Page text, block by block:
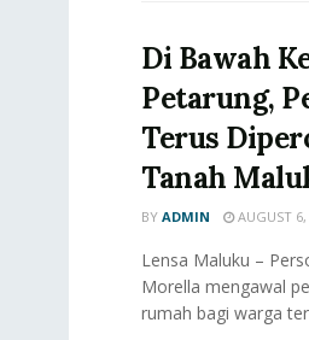
Di Bawah
Petarung,
Terus
Tanah
BY ADMIN AUGUST 6,
Lensa Maluku –
Morella mengawal
rumah bagi warga